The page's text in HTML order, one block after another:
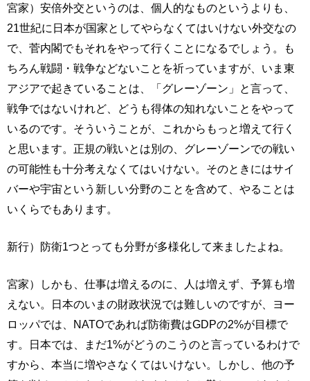
宮家）安倍外交というのは、個人的なものというよりも、
21世紀に日本が国家としてやらなくてはいけない外交なの
で、菅内閣でもそれをやって行くことになるでしょう。も
ちろん戦闘・戦争などないことを祈っていますが、いま東
アジアで起きていることは、「グレーゾーン」と言って、
戦争ではないけれど、どうも得体の知れないことをやって
いるのです。そういうことが、これからもっと増えて行く
と思います。正規の戦いとは別の、グレーゾーンでの戦い
の可能性も十分考えなくてはいけない。そのときにはサイ
バーや宇宙という新しい分野のことを含めて、やることは
いくらでもあります。
新行）防衛1つとっても分野が多様化して来ましたよね。
宮家）しかも、仕事は増えるのに、人は増えず、予算も増
えない。日本のいまの財政状況では難しいのですが、ヨー
ロッパでは、NATOであれば防衛費はGDPの2%が目標で
す。日本では、まだ1%がどうのこうのと言っているわけで
すから、本当に増やさなくてはいけない。しかし、他の予